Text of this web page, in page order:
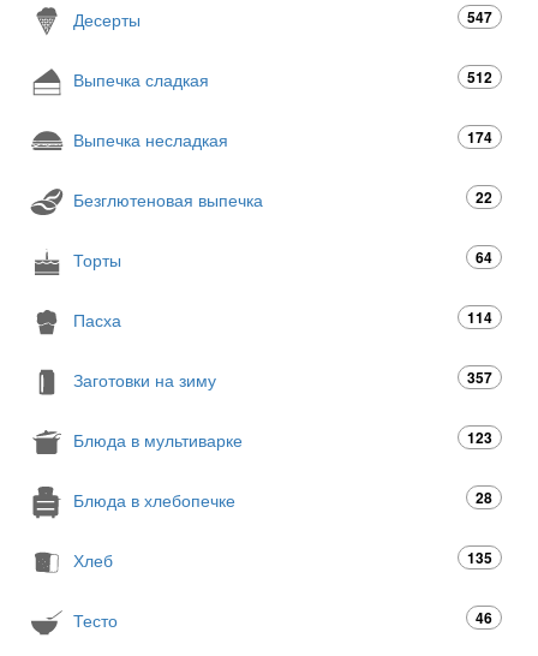
Десерты 547
Выпечка сладкая 512
Выпечка несладкая 174
Безглютеновая выпечка 22
Торты 64
Пасха 114
Заготовки на зиму 357
Блюда в мультиварке 123
Блюда в хлебопечке 28
Хлеб 135
Тесто 46